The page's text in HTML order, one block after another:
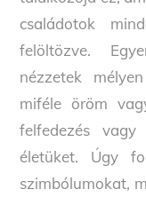
családotok
felöltözve.
nézzetek
miféle öröm
felfedezés
életüket. Úgy
szimbólumokat,